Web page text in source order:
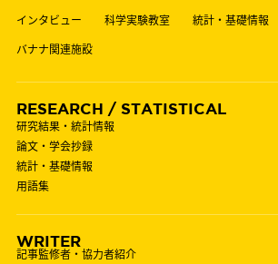
インタビュー
科学実験教室 統計・基礎情報
バナナ関連施設
RESEARCH / STATISTICAL
研究結果・統計情報
論文・学会抄録
統計・基礎情報
用語集
WRITER
記事監修者・協力者紹介